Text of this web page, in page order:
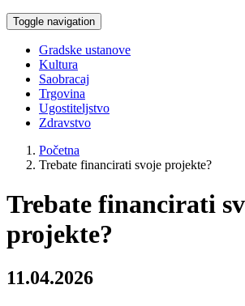
Toggle navigation
Gradske ustanove
Kultura
Saobracaj
Trgovina
Ugostiteljstvo
Zdravstvo
Početna
Trebate financirati svoje projekte?
Trebate financirati
projekte?
11.04.2026